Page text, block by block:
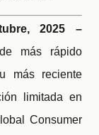
, 2025 –
más rápido
más reciente
limitada en
Consumer